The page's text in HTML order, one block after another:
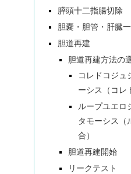
膵頭十二指腸切除
胆嚢・胆管・肝臓
胆道再建
胆道再建方法の
コレドコジュ
ーシス（コレ
ループユエロ
タモーシス（
合）
胆道再建開始
リークテスト